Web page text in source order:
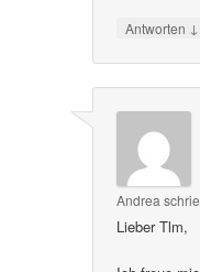
Antworten ↓
Andrea
Lieber Tlm,